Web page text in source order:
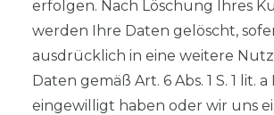
erfolgen. Nach Löschung Ihres
werden Ihre Daten gelöscht,
ausdrücklich in eine weitere
Daten gemäß Art. 6 Abs. 1 S. 1 lit. a
eingewilligt haben oder wir uns